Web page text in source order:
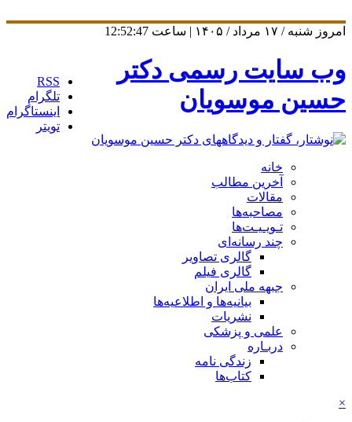
امروز شنبه / ۱۷ مرداد / ۱۴۰۵ | ساعت 12:52:48
RSS
تلگرام
اینستاگرام
تویتر
وب سایت رسمی دکتر
حسین موسویان
خانه
آخرین مطالب
مقالات
مصاحبه‌ها
تـویـیـت‌ها
چند رسانه‌ای
گالری تصاویر
گالری فیلم
جبهه ملی ایران
بیانیه‌ها و اطلاعیه‌ها
نشریات
علمی و پزشکی
دربـاره
زندگی نامه
کتاب‌ها
×